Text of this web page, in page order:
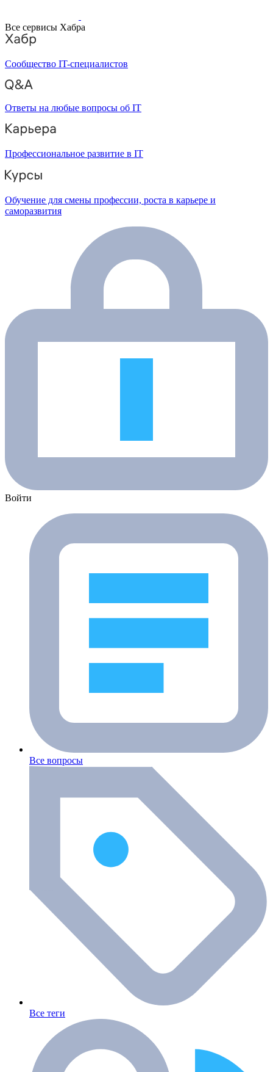
Все сервисы Хабра
Сообщество IT-специалистов
Ответы на любые вопросы об IT
Профессиональное развитие в IT
Обучение для смены профессии, роста в карьере и
саморазвития
Войти
Все вопросы
Все теги